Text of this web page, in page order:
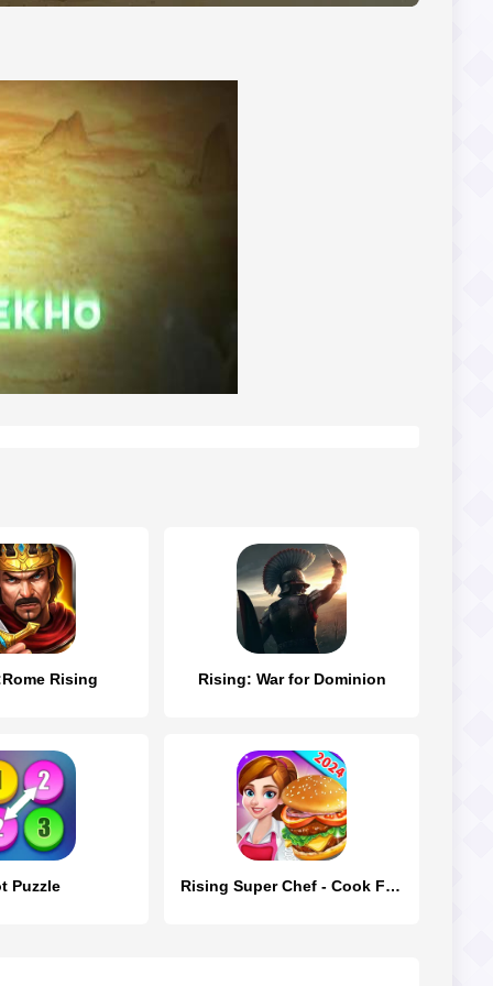
Rising Rising: War for Dominion
Puzzle Rising Super Chef - Cook Fast